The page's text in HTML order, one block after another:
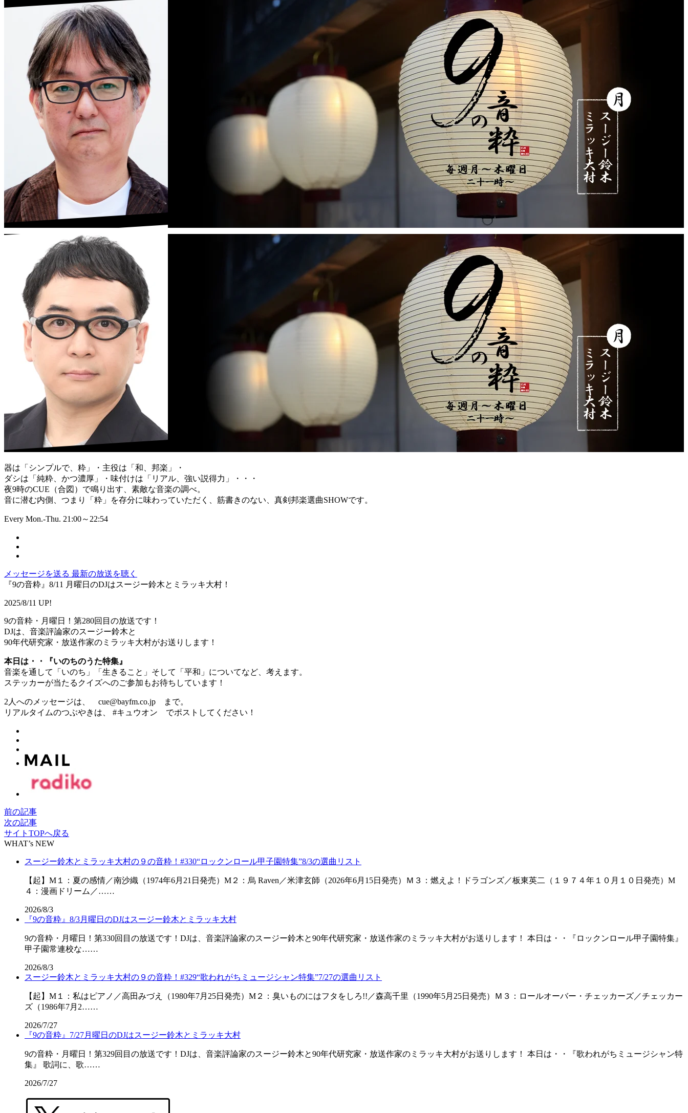
器は「シンプルで、粋」・主役は「和、邦楽」・
ダシは「純粋、かつ濃厚」・味付けは「リアル、強い説得力」・・・
夜9時のCUE（合図）で鳴り出す、素敵な音楽の調べ。
音に潜む内側、つまり「粋」を存分に味わっていただく、筋書きのない、真剣邦楽選曲SHOWです。
Every Mon.-Thu. 21:00～22:54
メッセージを送る 最新の放送を聴く
『9の音粋』8/11 月曜日のDJはスージー鈴木とミラッキ大村！
2025/8/11 UP!
9の音粋・月曜日！第280回目の放送です！
DJは、音楽評論家のスージー鈴木と
90年代研究家・放送作家のミラッキ大村がお送りします！
本日は・・『いのちのうた特集』
音楽を通して「いのち」「生きること」そして「平和」についてなど、考えます。
ステッカーが当たるクイズへのご参加もお待ちしています！
2人へのメッセージは、 cue@bayfm.co.jp まで。
リアルタイムのつぶやきは、 #キュウオン でポストしてください！
前の記事
次の記事
サイトTOPへ戻る
WHAT’s NEW
スージー鈴木とミラッキ大村の９の音粋！#330“ロックンロール甲子園特集”8/3の選曲リスト
【起】M１：夏の感情／南沙織（1974年6月21日発売）M２：烏 Raven／米津玄師（2026年6月15日発売）Ｍ３：燃えよ！ドラゴンズ／板東英二（１９７４年１０月１０日発売）M
４：漫画ドリーム／……
2026/8/3
『9の音粋』8/3月曜日のDJはスージー鈴木とミラッキ大村
9の音粋・月曜日！第330回目の放送です！DJは、音楽評論家のスージー鈴木と90年代研究家・放送作家のミラッキ大村がお送りします！ 本日は・・『ロックンロール甲子園特集』
甲子園常連校な……
2026/8/3
スージー鈴木とミラッキ大村の９の音粋！#329“歌われがちミュージシャン特集”7/27の選曲リスト
【起】M１：私はピアノ／高田みづえ（1980年7月25日発売）M２：臭いものにはフタをしろ!!／森高千里（1990年5月25日発売）Ｍ３：ロールオーバー・チェッカーズ／チェッカー
ズ（1986年7月2……
2026/7/27
『9の音粋』7/27月曜日のDJはスージー鈴木とミラッキ大村
9の音粋・月曜日！第329回目の放送です！DJは、音楽評論家のスージー鈴木と90年代研究家・放送作家のミラッキ大村がお送りします！ 本日は・・『歌われがちミュージシャン特
集』 歌詞に、歌……
2026/7/27